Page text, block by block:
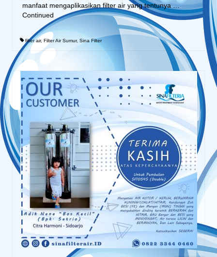
manfaat mengaplikasikan filter air yang tentunya …
Continued
filter air, Filter Air Sumur, Sina Filter